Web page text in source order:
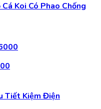
Koi Có Phao Chống